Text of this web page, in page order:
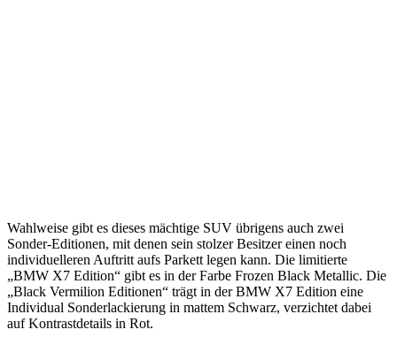
Wahlweise gibt es dieses mächtige SUV übrigens auch zwei
Sonder-Editionen, mit denen sein stolzer Besitzer einen noch
individuelleren Auftritt aufs Parkett legen kann. Die limitierte
„BMW X7 Edition“ gibt es in der Farbe Frozen Black Metallic. Die
„Black Vermilion Editionen“ trägt in der BMW X7 Edition eine
Individual Sonderlackierung in mattem Schwarz, verzichtet dabei
auf Kontrastdetails in Rot.